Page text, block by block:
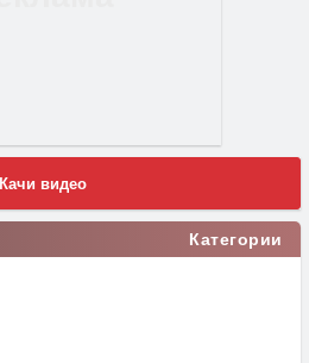
Качи видео
Категории